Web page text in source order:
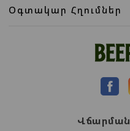
Օգտակար Հղումներ